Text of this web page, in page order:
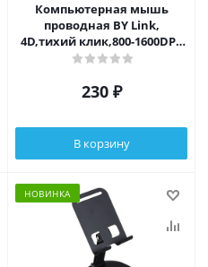
Компьютерная мышь
проводная BY Link,
4D,тихий клик,800-1600DPI,
USB 2.0, кабель 140 см
230₽
В корзину
НОВИНКА